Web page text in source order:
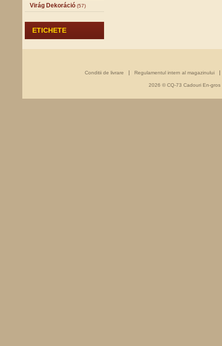
Virág Dekoráció (57)
ETICHETE
Conditii de livrare Regulamentul intern al magazinului
2026 © CQ-73 Cadouri En-